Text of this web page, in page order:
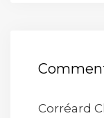
Corréard